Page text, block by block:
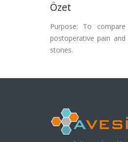
Özet
Purpose: To
postoperative pain
stones.